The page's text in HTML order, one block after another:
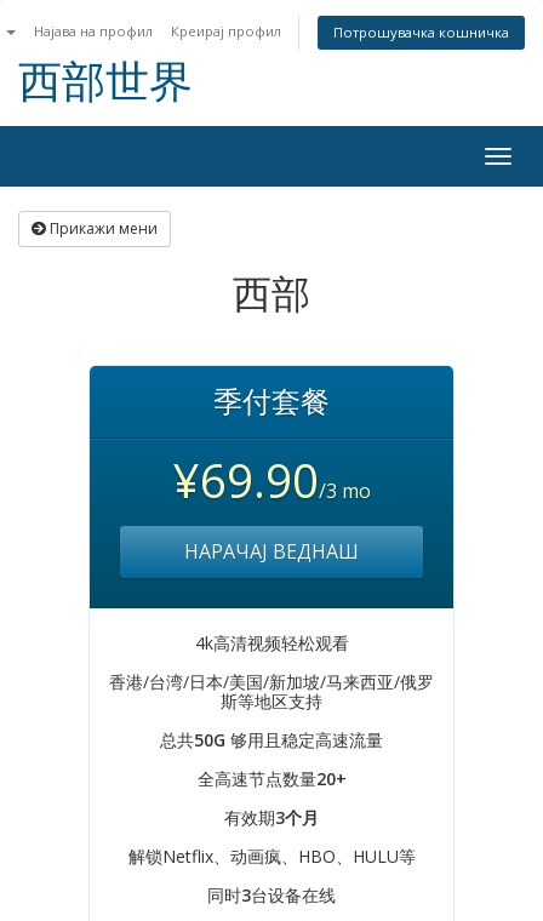
Најава на профил Креирај профил Потрошувачка кошничка
西部世界
Прикажи мени
西部
季付套餐
¥69.90/3 mo
НАРАЧАЈ ВЕДНАШ
4k高清视频轻松观看
香港/台湾/日本/美国/新加坡/马来西亚/俄罗
斯等地区支持
总共50G 够用且稳定高速流量
全高速节点数量20+
有效期3个月
解锁Netflix、动画疯、HBO、HULU等
同时3台设备在线